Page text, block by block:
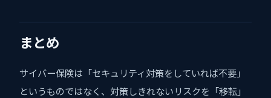
まとめ
サイバー保険は「セキュリティ対策をしていれば不要」
というものではなく、対策しきれないリスクを「移転」